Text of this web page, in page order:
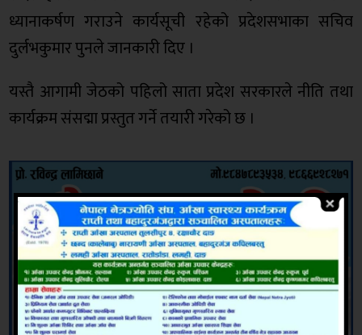
ध्यानाकर्षण गराउने कार्यसूची रहेको प्रदेशसभाका सचिव
दुर्लभकुमार पुनले जानकारी दिए ।
यस्तै आगामी जेठको पहिलो साता प्रदेश सरकारले नीति तथा
कार्यक्रम संसद्मा प्रस्तुत गर्ने तयारी गरेको छ ।